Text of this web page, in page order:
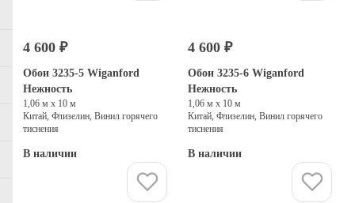
4 600 ₽
Обои 3235-5 Wiganford
Нежность
1,06 м х 10 м
Китай, Флизелин, Винил горячего
тиснения
В наличии
4 600 ₽
Обои 3235-6 Wiganford
Нежность
1,06 м х 10 м
Китай, Флизелин, Винил горячего
тиснения
В наличии